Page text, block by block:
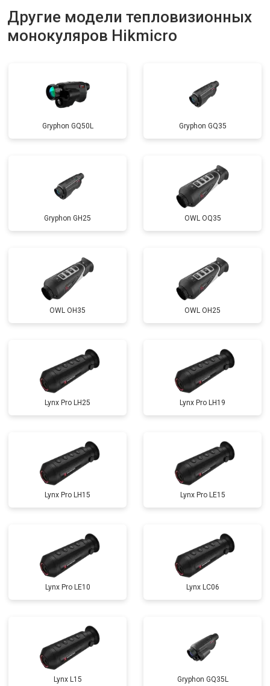
Другие модели тепловизионных
монокуляров Hikmicro
Gryphon GQ50L Gryphon GQ35
Gryphon GH25 OWL OQ35
OWL OH35 OWL OH25
Lynx Pro LH25 Lynx Pro LH19
Lynx Pro LH15 Lynx Pro LE15
Lynx Pro LE10 Lynx LC06
Lynx L15 Gryphon GQ35L